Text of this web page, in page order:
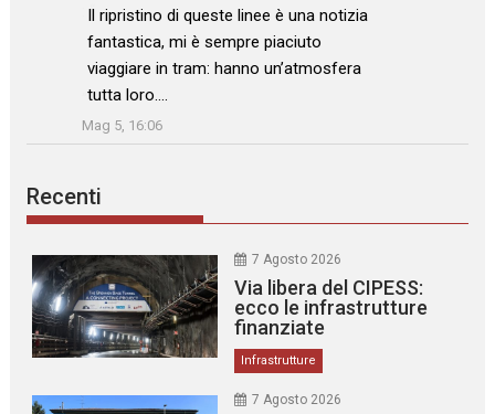
: “
Il ripristino di queste linee è una notizia
fantastica, mi è sempre piaciuto
viaggiare in tram: hanno un’atmosfera
tutta loro.…
”
Mag 5, 16:06
Recenti
7 Agosto 2026
Via libera del CIPESS:
ecco le infrastrutture
finanziate
Infrastrutture
7 Agosto 2026